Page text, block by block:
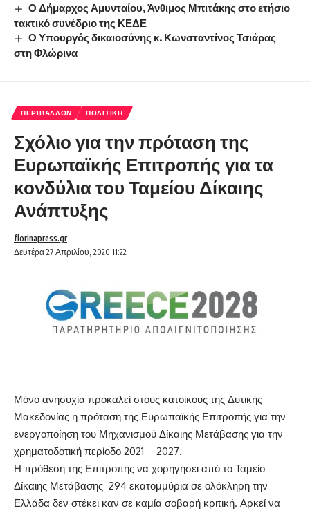
Ο Δήμαρχος Αμυνταίου, Άνθιμος Μπιτάκης στο ετήσιο
τακτικό συνέδριο της ΚΕΔΕ
Ο Υπουργός δικαιοσύνης κ. Κωνσταντίνος Τσιάρας
στη Φλώρινα
ΠΕΡΙΒΆΛΛΟΝ ΠΟΛΙΤΙΚΉ
Σχόλιο για την πρόταση της
Ευρωπαϊκής Επιτροπής για τα
κονδύλια του Ταμείου Δίκαιης
Ανάπτυξης
Δευτέρα 27 Απριλίου, 2020 11:22
florinapress.gr
Μόνο ανησυχία προκαλεί στους κατοίκους της Δυτικής
Μακεδονίας η πρόταση της Ευρωπαϊκής Επιτροπής για την
ενεργοποίηση του Μηχανισμού Δίκαιης Μετάβασης για την
χρηματοδοτική περίοδο 2021 – 2027.
Η πρόθεση της Επιτροπής να χορηγήσει από το Ταμείο
Δίκαιης Μετάβασης 294 εκατομμύρια σε ολόκληρη την
Ελλάδα δεν στέκει καν σε καμία σοβαρή κριτική. Αρκεί να